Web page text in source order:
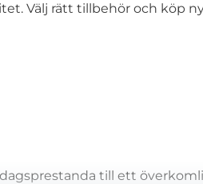
Välj rätt tillbehör och köp
till ett